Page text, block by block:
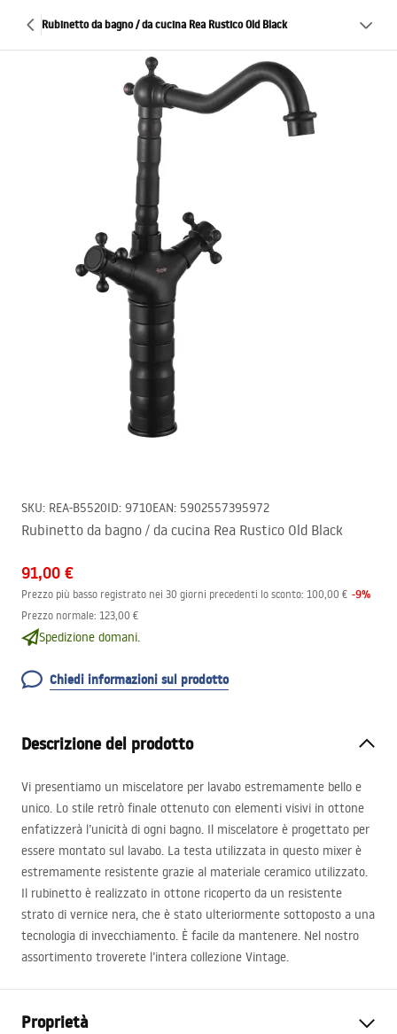
Rubinetto da bagno / da cucina Rea Rustico Old Black
SKU: REA-B5520ID: 9710EAN: 5902557395972
Rubinetto da bagno / da cucina Rea Rustico Old Black
91,00 €
Prezzo più basso registrato nei 30 giorni precedenti lo sconto: 100,00 € -9%
Prezzo normale: 123,00 €
Spedizione domani.
Chiedi informazioni sul prodotto
Descrizione del prodotto
Vi presentiamo un miscelatore per lavabo estremamente bello e
unico. Lo stile retrò finale ottenuto con elementi visivi in ottone
enfatizzerà l’unicità di ogni bagno. Il miscelatore è progettato per
essere montato sul lavabo. La testa utilizzata in questo mixer è
estremamente resistente grazie al materiale ceramico utilizzato.
Il rubinetto è realizzato in ottone ricoperto da un resistente
strato di vernice nera, che è stato ulteriormente sottoposto a una
tecnologia di invecchiamento. È facile da mantenere. Nel nostro
assortimento troverete l’intera collezione Vintage.
Proprietà